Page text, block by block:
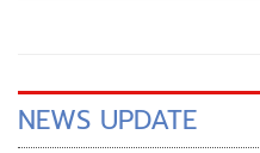
NEWS UPDATE